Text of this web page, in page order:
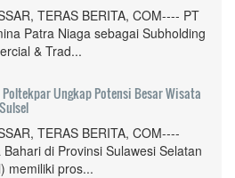
TERAS BERITA, COM---- PT
Patra Niaga sebagai Subholding
& Trad...
Ungkap Potensi Besar Wisata
TERAS BERITA, COM----
Bahari di Provinsi Sulawesi Selatan
memiliki pros...